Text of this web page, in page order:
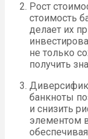
Рост
стоимость
делает их
не только
получить
банкноты
и снизить
элементом